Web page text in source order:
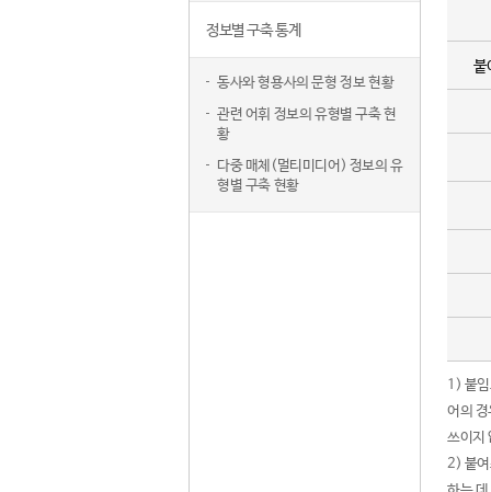
정보별 구축 통계
동사와 형용사의 문형 정보 현황
관련 어휘 정보의 유형별 구축 현
황
다중 매체(멀티미디어) 정보의 유
형별 구축 현황
붙
1) 붙
어의
쓰이지
2) 붙여